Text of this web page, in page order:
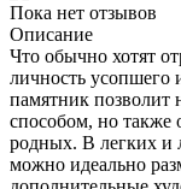
Пока нет отзывов
Описание
Что обычно хотят
личность усопшего
памятник позволит
способом, но также
родных. В легких и
можно идеально